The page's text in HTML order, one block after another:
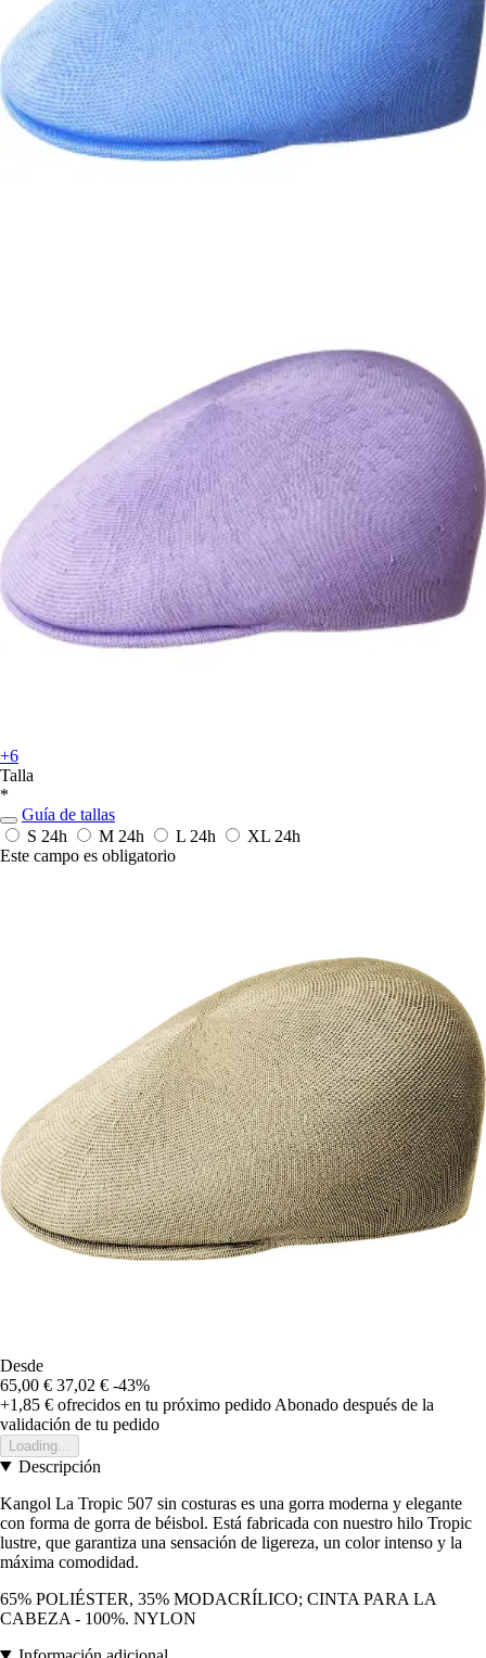
+6
Talla
*
Guía de tallas
S 24h M 24h L 24h XL 24h
Este campo es obligatorio
Desde
65,00 € 37,02 € -43%
+1,85 € ofrecidos en tu próximo pedido Abonado después de la
validación de tu pedido
Loading...
Descripción
Kangol La Tropic 507 sin costuras es una gorra moderna y elegante
con forma de gorra de béisbol. Está fabricada con nuestro hilo Tropic
lustre, que garantiza una sensación de ligereza, un color intenso y la
máxima comodidad.
65% POLIÉSTER, 35% MODACRÍLICO; CINTA PARA LA
CABEZA - 100%. NYLON